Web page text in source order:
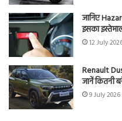
जानिए
इसका
12 July
Renault
जानें कितनी
9 July